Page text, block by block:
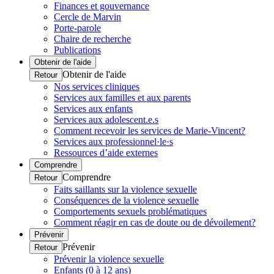
Finances et gouvernance
Cercle de Marvin
Porte-parole
Chaire de recherche
Publications
Obtenir de l'aide
Retour Obtenir de l'aide
Nos services cliniques
Services aux familles et aux parents
Services aux enfants
Services aux adolescent.e.s
Comment recevoir les services de Marie-Vincent?
Services aux professionnel·le·s
Ressources d’aide externes
Comprendre
Retour Comprendre
Faits saillants sur la violence sexuelle
Conséquences de la violence sexuelle
Comportements sexuels problématiques
Comment réagir en cas de doute ou de dévoilement?
Prévenir
Retour Prévenir
Prévenir la violence sexuelle
Enfants (0 à 12 ans)